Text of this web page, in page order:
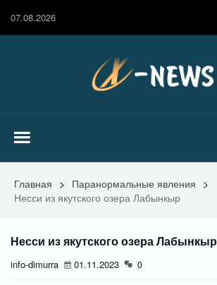
07.08.2026
Главная > Паранормальные явления >
Несси из якутского озера Лабынкыр
Несси из якутского озера Лабынкыр
info-dimurra 01.11.2023 0